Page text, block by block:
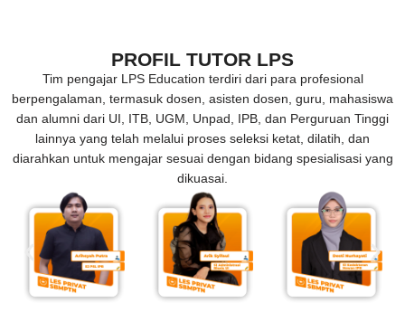
PROFIL TUTOR LPS
Tim pengajar LPS Education terdiri dari para profesional
berpengalaman, termasuk dosen, asisten dosen, guru, mahasiswa
dan alumni dari UI, ITB, UGM, Unpad, IPB, dan Perguruan Tinggi
lainnya yang telah melalui proses seleksi ketat, dilatih, dan
diarahkan untuk mengajar sesuai dengan bidang spesialisasi yang
dikuasai.